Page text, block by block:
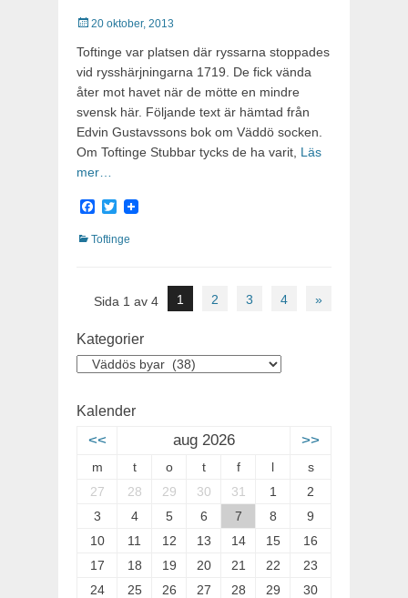
Publicerat
20 oktober, 2013
Toftinge var platsen där ryssarna stoppades
vid rysshärjningarna 1719. De fick vända
åter mot havet när de mötte en mindre
svensk här. Följande text är hämtad från
Edvin Gustavssons bok om Väddö socken.
Om Toftinge Stubbar tycks de ha varit, Läs
mer…
Facebook
Twitter
Kategorier
Toftinge
Inläggsnavigering
Sida 1 av 4 1 2 3 4 »
Kategorier
Kategorier
Kalender
<< aug 2026 >>
m t o t f l
s
27
28 29 30 31 1
2
3
4 5 6 7 8
9
10
11 12 13 14 15
16
17
18 19 20 21 22
23
24
25 26 27 28 29
30